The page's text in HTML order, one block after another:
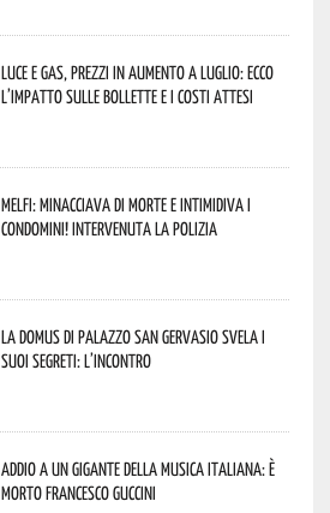
Luce e gas, prezzi in aumento a luglio: ecco
l’impatto sulle bollette e i costi attesi
Melfi: minacciava di morte e intimidiva i
condomini! Intervenuta la Polizia
La Domus di Palazzo San Gervasio svela i
suoi segreti: l’incontro
Addio a un gigante della musica italiana: è
morto Francesco Guccini